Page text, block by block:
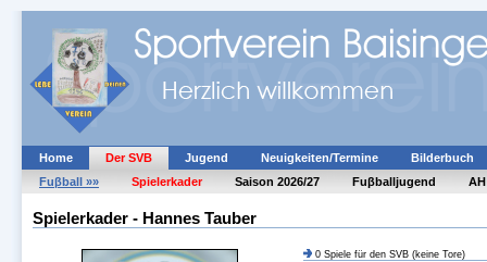
Home Der SVB Jugend Neuigkeiten/Termine
Bilderbuch
Fuβball »»
Spielerkader Saison 2026/27 Fuβballjugend AH
Spielerkader - Hannes Tauber
0 Spiele für den SVB (keine Tore)